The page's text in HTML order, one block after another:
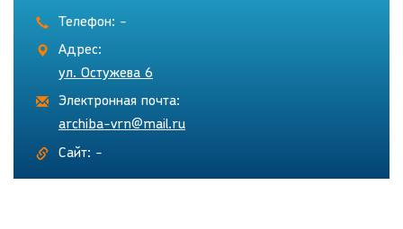
Телефон: -
Адрес:
ул. Остужева 6
Электронная почта:
archiba-vrn@mail.ru
Сайт: -